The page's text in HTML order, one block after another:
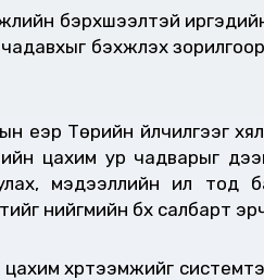
бэрхшээлтэй
бэхжүүлэх
үеэр Төрийн үйлчилгээг
цахим ур чадварыг
мэдээллийн ил тод
нийгмийн бүх салбарт
хүртээмжийг